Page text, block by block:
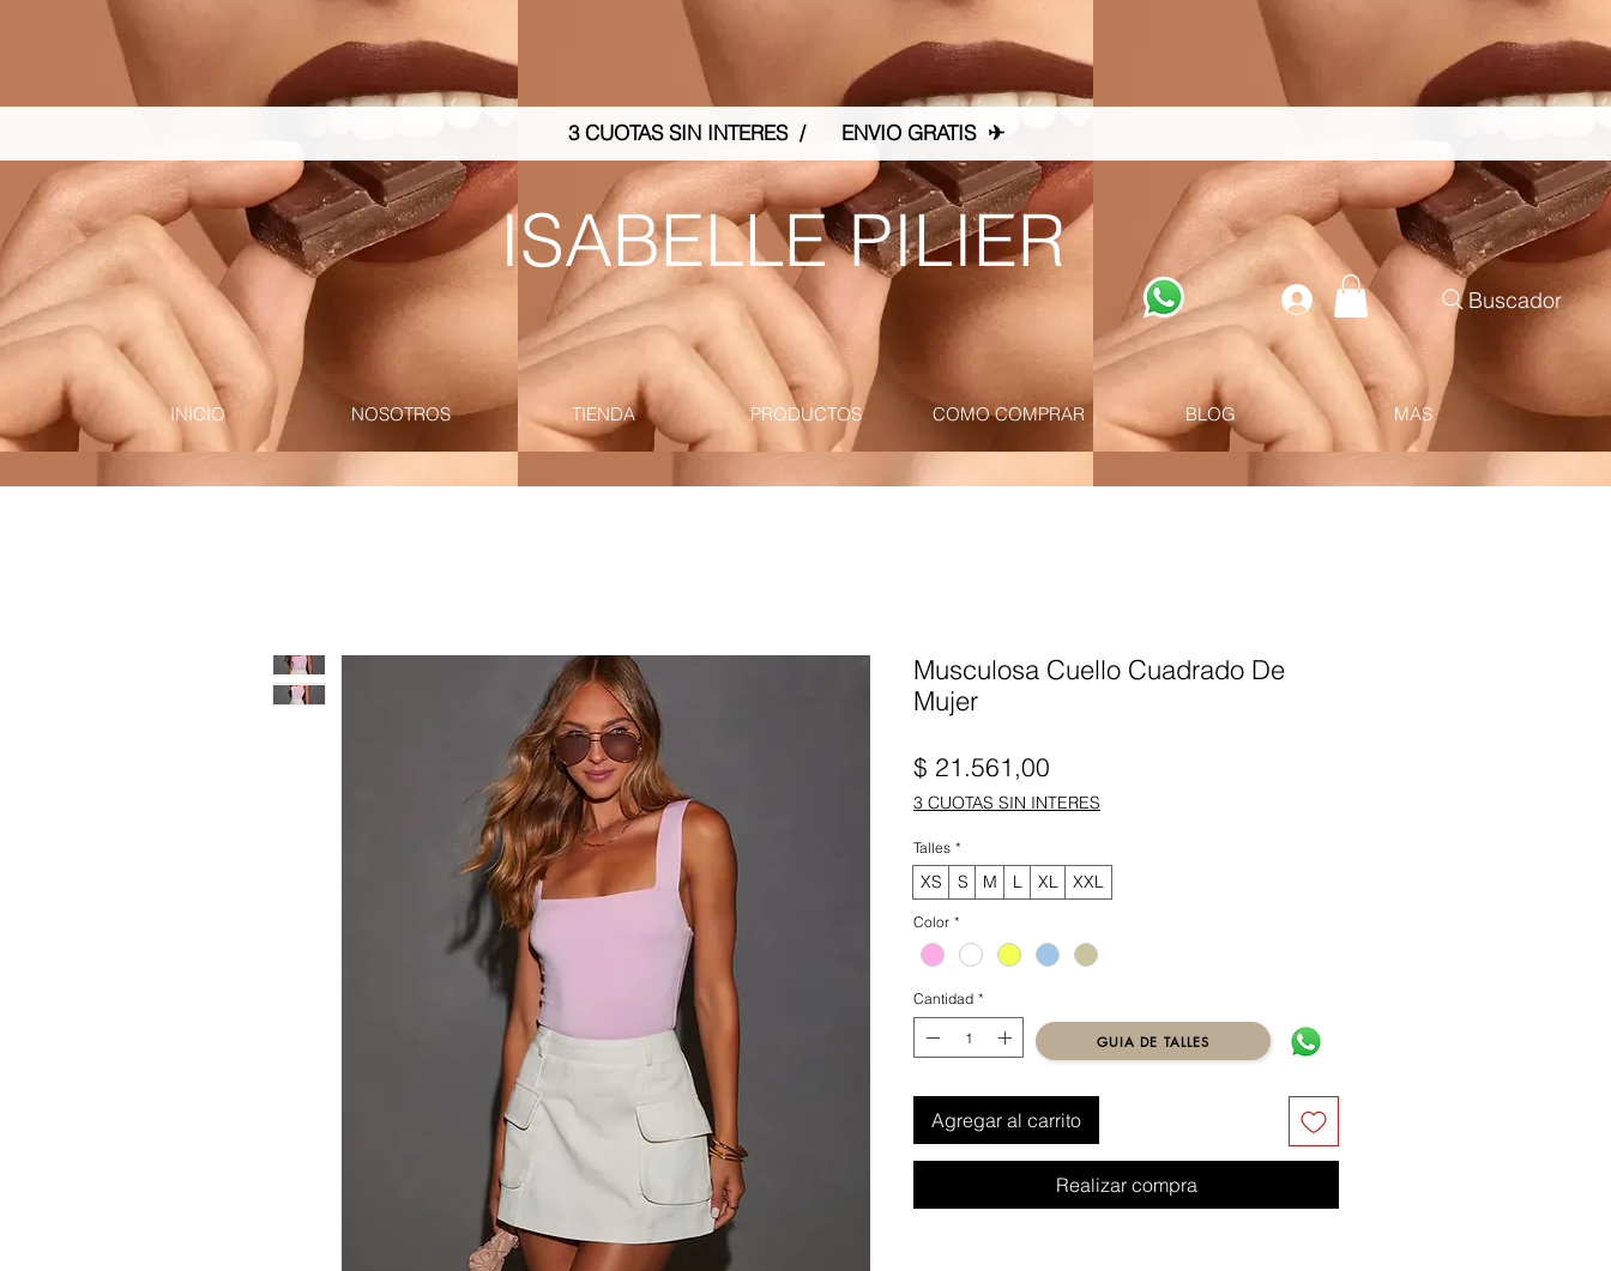
pinterest-site-verification=867dbab807973b9ac409c90f1d7cea8f
3 CUOTAS SIN INTERES / ENVIO GRATIS ✈
ISABELLE PILIER
Buscador
INICIO NOSOTROS TIENDA PRODUCTOS COMO COMPRAR BLOG MAS
Musculosa Cuello Cuadrado De
Mujer
$ 21.561,00
3 CUOTAS SIN INTERES
Talles *
XS S M L XL XXL
Color *
Cantidad *
Agregar al carrito
Realizar compra
GUIA DE TALLES